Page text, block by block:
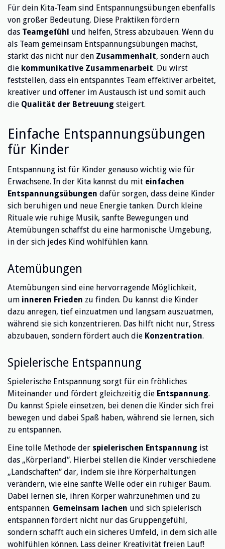
Für dein Kita-Team sind Entspannungsübungen ebenfalls
von großer Bedeutung. Diese Praktiken fördern
das Teamgefühl und helfen, Stress abzubauen. Wenn du
als Team gemeinsam Entspannungsübungen machst,
stärkt das nicht nur den Zusammenhalt, sondern auch
die kommunikative Zusammenarbeit. Du wirst
feststellen, dass ein entspanntes Team effektiver arbeitet,
kreativer und offener im Austausch ist und somit auch
die Qualität der Betreuung steigert.
Einfache Entspannungsübungen
für Kinder
Entspannung ist für Kinder genauso wichtig wie für
Erwachsene. In der Kita kannst du mit einfachen
Entspannungsübungen dafür sorgen, dass deine Kinder
sich beruhigen und neue Energie tanken. Durch kleine
Rituale wie ruhige Musik, sanfte Bewegungen und
Atemübungen schaffst du eine harmonische Umgebung,
in der sich jedes Kind wohlfühlen kann.
Atemübungen
Atemübungen sind eine hervorragende Möglichkeit,
um inneren Frieden zu finden. Du kannst die Kinder
dazu anregen, tief einzuatmen und langsam auszuatmen,
während sie sich konzentrieren. Das hilft nicht nur, Stress
abzubauen, sondern fördert auch die Konzentration.
Spielerische Entspannung
Spielerische Entspannung sorgt für ein fröhliches
Miteinander und fördert gleichzeitig die Entspannung.
Du kannst Spiele einsetzen, bei denen die Kinder sich frei
bewegen und dabei Spaß haben, während sie lernen, sich
zu entspannen.
Eine tolle Methode der spielerischen Entspannung ist
das „Körperland“. Hierbei stellen die Kinder verschiedene
„Landschaften“ dar, indem sie ihre Körperhaltungen
verändern, wie eine sanfte Welle oder ein ruhiger Baum.
Dabei lernen sie, ihren Körper wahrzunehmen und zu
entspannen. Gemeinsam lachen und sich spielerisch
entspannen fördert nicht nur das Gruppengefühl,
sondern schafft auch ein sicheres Umfeld, in dem sich alle
wohlfühlen können. Lass deiner Kreativität freien Lauf!